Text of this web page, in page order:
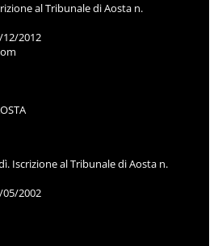
al Tribunale di Aosta n.
2012
Iscrizione al Tribunale di Aosta n.
2002